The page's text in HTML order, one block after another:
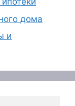
дома
и